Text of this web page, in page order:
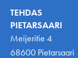
TEHDAS
PIETARSAARI
Meijeritie 4
68600 Pietarsaari